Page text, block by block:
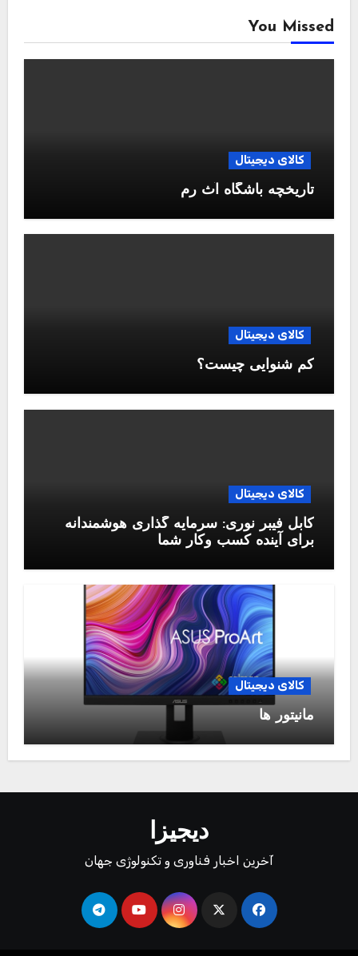
You Missed
کالای دیجیتال
تاریخچه باشگاه آث رم
کالای دیجیتال
کم شنوایی چیست؟
کالای دیجیتال
کابل فیبر نوری: سرمایه گذاری هوشمندانه
برای آینده کسب وکار شما
کالای دیجیتال
مانیتور ها
دیجیزا
آخرین اخبار فناوری و تکنولوژی جهان